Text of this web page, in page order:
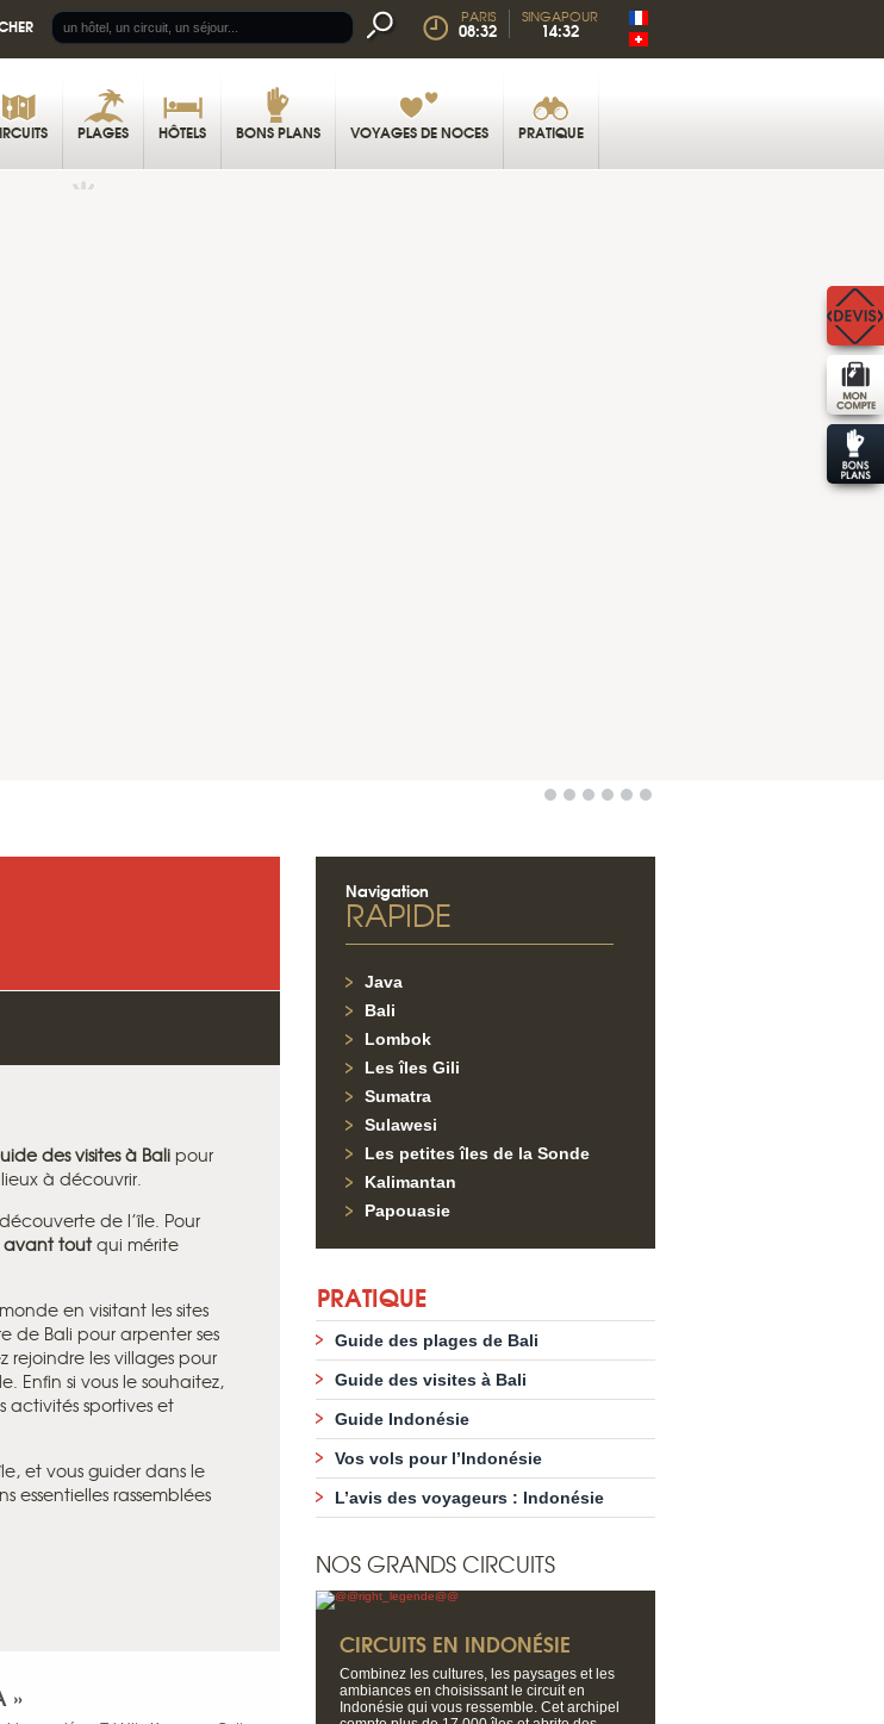
PARIS
08:32
SINGAPOUR
14:32
PLAGES HÔTELS BONS PLANS VOYAGES DE NOCES
PRATIQUE
des visites à Bali pour
à découvrir.
de l’île. Pour
avant toutqui mérite
en visitant les sites
de Bali pour arpenter ses
rejoindre les villages pour
Enfin si vous le souhaitez,
activités sportives et
et vous guider dans le
essentielles rassemblées
»
Navigation
RAPIDE
Java
Bali
Lombok
Les îles Gili
Sumatra
Sulawesi
Les petites îles de la Sonde
Kalimantan
Papouasie
PRATIQUE
Guide des plages de Bali
Guide des visites à Bali
Guide Indonésie
Vos vols pour l’Indonésie
L’avis des voyageurs : Indonésie
NOS GRANDS CIRCUITS
CIRCUITS EN INDONÉSIE
Combinez les cultures, les paysages et les
ambiances en choisissant le circuit en
Indonésie qui vous ressemble. Cet archipel